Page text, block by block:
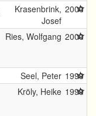
Krasenbrink,
Josef
2000
Ries, Wolfgang 2000
Seel, Peter 1999
Kröly, Heike 1999